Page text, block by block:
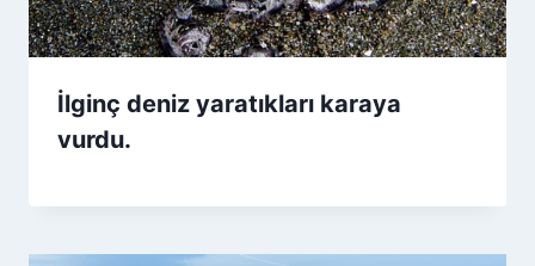
İlginç deniz yaratıkları karaya
vurdu.